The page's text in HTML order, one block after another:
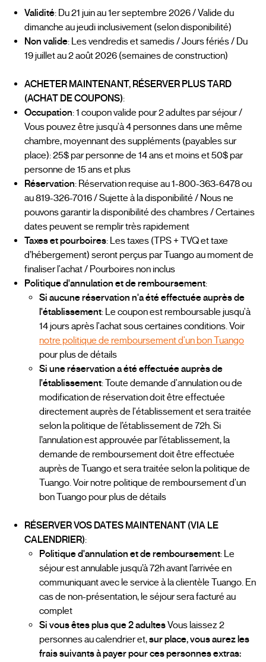
Validité: Du 21 juin au 1er septembre 2026 / Valide du
dimanche au jeudi inclusivement (selon disponibilité)
Non valide: Les vendredis et samedis / Jours fériés / Du
19 juillet au 2 août 2026 (semaines de construction)
ACHETER MAINTENANT, RÉSERVER PLUS TARD
(ACHAT DE COUPONS):
Occupation: 1 coupon valide pour 2 adultes par séjour /
Vous pouvez être jusqu'à 4 personnes dans une même
chambre, moyennant des suppléments (payables sur
place): 25$ par personne de 14 ans et moins et 50$ par
personne de 15 ans et plus
Réservation: Réservation requise au 1-800-363-6478 ou
au 819-326-7016 / Sujette à la disponibilité / Nous ne
pouvons garantir la disponibilité des chambres / Certaines
dates peuvent se remplir très rapidement
Taxes et pourboires: Les taxes (TPS + TVQ et taxe
d’hébergement) seront perçus par Tuango au moment de
finaliser l'achat / Pourboires non inclus
Politique d'annulation et de remboursement:
Si aucune réservation n'a été effectuée auprès de
l'établissement: Le coupon est remboursable jusqu'à
14 jours après l'achat sous certaines conditions. Voir
notre politique de remboursement d'un bon Tuango
pour plus de détails
Si une réservation a été effectuée auprès de
l'établissement: Toute demande d'annulation ou de
modification de réservation doit être effectuée
directement auprès de l'établissement et sera traitée
selon la politique de l’établissement de 72h. Si
l’annulation est approuvée par l’établissement, la
demande de remboursement doit être effectuée
auprès de Tuango et sera traitée selon la politique de
Tuango. Voir notre politique de remboursement d'un
bon Tuango pour plus de détails
RÉSERVER VOS DATES MAINTENANT (VIA LE
CALENDRIER):
Politique d'annulation et de remboursement: Le
séjour est annulable jusqu’à 72h avant l’arrivée en
communiquant avec le service à la clientèle Tuango. En
cas de non-présentation, le séjour sera facturé au
complet
Si vous êtes plus que 2 adultesVous laissez 2
personnes au calendrier et,sur place, vous aurez les
frais suivants à payer pour ces personnes extras: